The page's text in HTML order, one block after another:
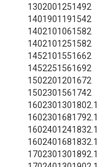
1302001251492
1401901191542
1402101061582
1402101251582
1452101551662
1452251561692
1502201201672
1502301561742
1602301301802.1
1602301681792.1
1602401241832.1
1602401681832.1
1702301301892.1